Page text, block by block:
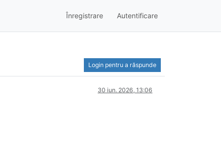
Înregistrare Autentificare
Login pentru a răspunde
30 iun. 2026, 13:06